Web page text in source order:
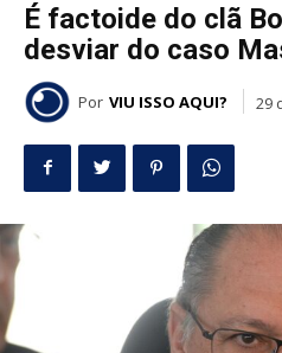
É factoide do clã
desviar do caso
Por VIU ISSO AQUI? 29